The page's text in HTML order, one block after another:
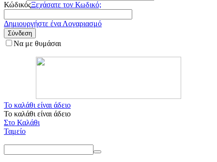
ΚώδικόςΞεχάσατε τον Κωδικό;
Δημιουργήστε ένα Λογαριασμό
Σύνδεση
Να με θυμάσαι
Το καλάθι είναι άδειο
Το καλάθι είναι άδειο
Στο Καλάθι
Ταμείο